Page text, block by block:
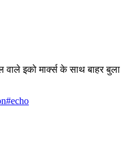
इको मार्क्स के साथ बाहर बुला
#echo